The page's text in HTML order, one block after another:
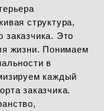
структура,
Это
жизни. Понимаем
в
каждый
заказчика.